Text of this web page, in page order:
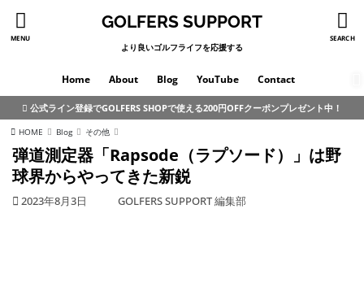
MENU SEARCH
GOLFERS SUPPORT
より良いゴルフライフを応援する
Home About Blog YouTube Contact
公式ライン登録でGOLFERS SHOPで使える200円OFFクーポンプレゼント中！
HOME Blog その他
弾道測定器「Rapsode（ラプソード）」は野
球界からやってきた新鋭
2023年8月3日 GOLFERS SUPPORT 編集部